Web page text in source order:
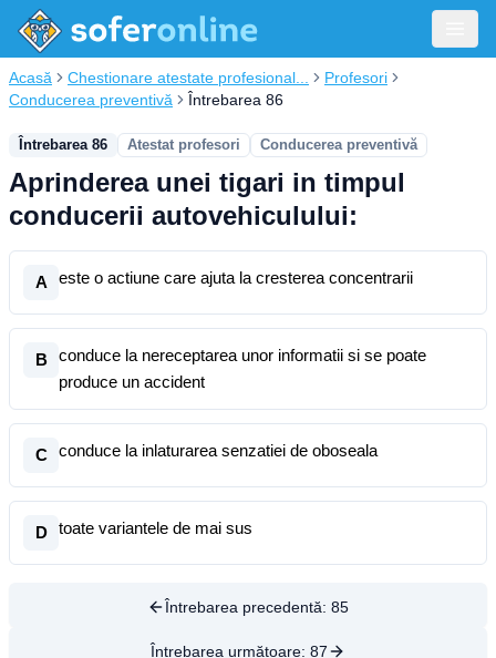
Acasă Chestionare atestate profesional...
Profesori
Conducerea preventivă
Întrebarea 86
Întrebarea 86 Atestat profesori Conducerea preventivă
Aprinderea unei tigari in timpul
conducerii autovehiculului:
A este o actiune care ajuta la cresterea concentrarii
B
conduce la nereceptarea unor informatii si se poate
produce un accident
C conduce la inlaturarea senzatiei de oboseala
D toate variantele de mai sus
Întrebarea precedentă: 85
Întrebarea următoare: 87